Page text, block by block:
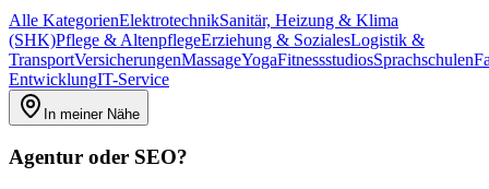
Alle KategorienElektrotechnikSanitär, Heizung & Klima
(SHK)Pflege & AltenpflegeErziehung & SozialesLogistik &
TransportVersicherungenMassageYogaFitnessstudiosSprachschulen
EntwicklungIT-Service
In meiner Nähe
Agentur oder SEO?